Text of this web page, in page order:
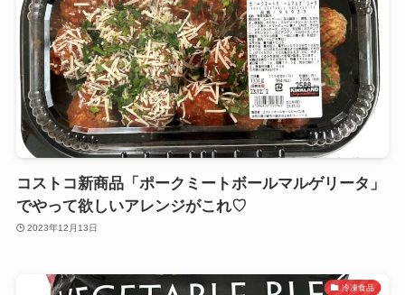
コストコ新商品「ポークミートボールマルゲリータ」
でやって欲しいアレンジがこれ♡
2023年12月13日
冷凍食品